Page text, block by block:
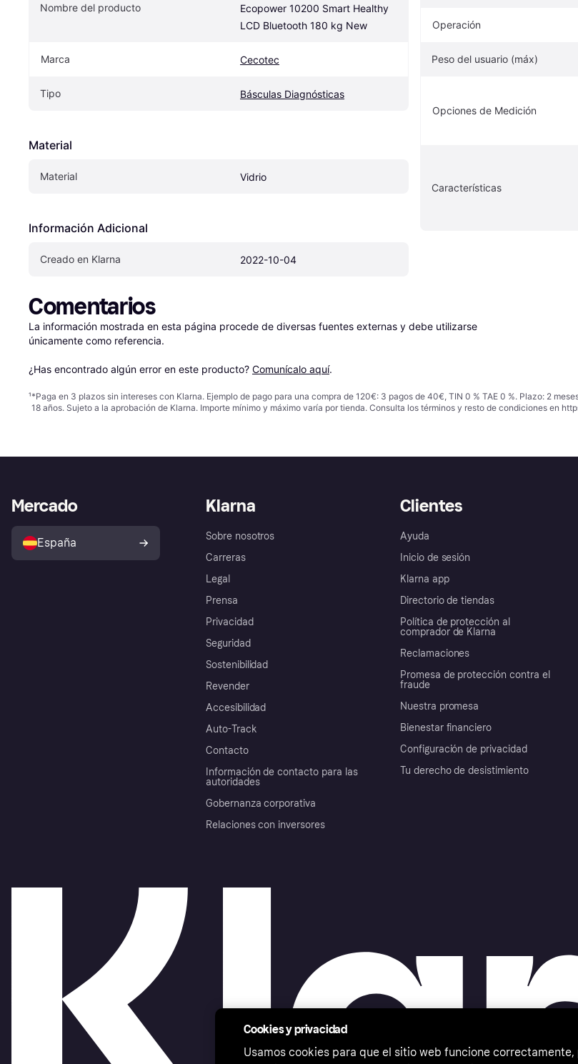
Nombre del producto
Ecopower 10200 Smart Healthy
LCD Bluetooth 180 kg New
Marca Cecotec
Tipo Básculas Diagnósticas
Material
Material Vidrio
Información Adicional
Creado en Klarna 2022-10-04
Operación
Peso del usuario (máx)
Opciones de Medición
Características
Comentarios
La información mostrada en esta página procede de diversas fuentes externas y debe utilizarse
únicamente como referencia.
¿Has encontrado algún error en este producto? Comunícalo aquí.
¹*Paga en 3 plazos sin intereses con Klarna. Ejemplo de pago para una compra de 120€: 3 pagos de 40€, TIN 0 % TAE 0 %. Plazo: 2
18 años. Sujeto a la aprobación de Klarna. Importe mínimo y máximo varía por tienda. Consulta los términos y resto de condiciones en
Klarna
Sobre nosotros
Carreras
Legal
Prensa
Privacidad
Seguridad
Sostenibilidad
Revender
Accesibilidad
Auto-Track
Contacto
Información de contacto para las
autoridades
Gobernanza corporativa
Relaciones con inversores
Clientes
Ayuda
Inicio de sesión
Klarna app
Directorio de tiendas
Política de protección al
comprador de Klarna
Reclamaciones
Promesa de protección contra el
fraude
Nuestra promesa
Bienestar financiero
Configuración de privacidad
Tu derecho de desistimiento
Mercado
España
Cookies y privacidad
Usamos cookies para que el sitio web funcione